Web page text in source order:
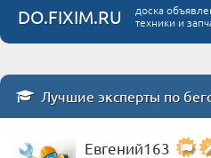
DO.FIXIM.RU
доска
техники и
Лучшие эксперты по
Евгений163